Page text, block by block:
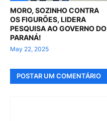
MORO, SOZINHO CONTRA
OS FIGURÕES, LIDERA
PESQUISA AO GOVERNO DO
PARANÁ!
May 22, 2025
POSTAR UM COMENTÁRIO